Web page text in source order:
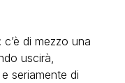
di mezzo una
uscirà,
seriamente di